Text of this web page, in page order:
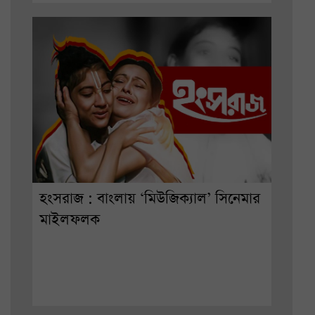
হংসরাজ : বাংলায় ‘মিউজিক্যাল’ সিনেমার
মাইলফলক